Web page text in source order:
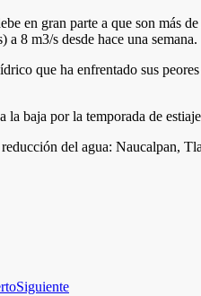
en gran parte a que son más
8 m3/s desde hace una semana.
que ha enfrentado sus
la baja por la temporada de
del agua:
Siguiente